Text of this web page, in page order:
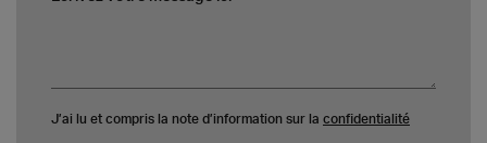
J’ai lu et compris la note d’information sur la confidentialité